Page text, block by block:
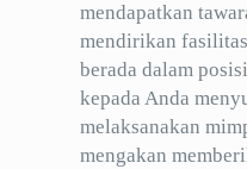
mendapatkan
mendirikan
berada dalam
kepada Anda
melaksanakan
mengakan